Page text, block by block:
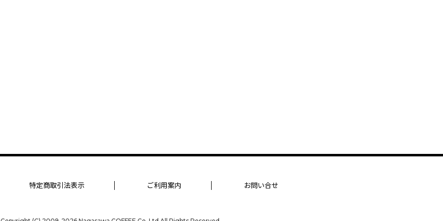
特定商取引法表示 ご利用案内 お問い合せ